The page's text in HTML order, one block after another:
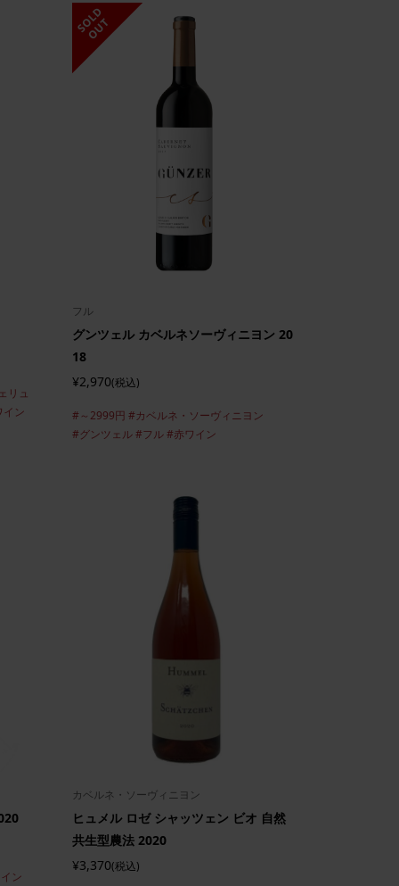
リュ
ン
S
O
L
D
O
U
T
フル
グンツェル カベルネソーヴィニヨン 20
18
¥2,970(税込)
#～2999円 #カベルネ・ソーヴィニヨン
#グンツェル#フル#赤ワイン
ン
カベルネ・ソーヴィニヨン
ヒュメル ロゼ シャッツェン ビオ 自然
共生型農法 2020
¥3,370(税込)
ンガリー冬の定番、ホットワ